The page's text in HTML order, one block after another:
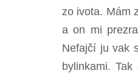
zo ivota.
a on mi
Nefajčí ju vak
bylinkami.